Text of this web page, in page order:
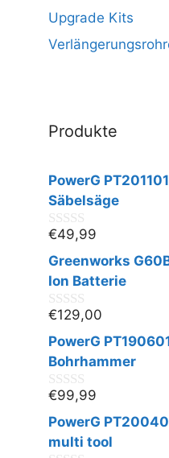
Upgrade Kits
Produkte
PowerG
Säbelsäge
0
v
o
n
€49,99
Greenworks
Ion Batterie
0
v
o
n
€129,00
PowerG
Bohrhammer
0
v
o
n
€99,99
PowerG
multi tool